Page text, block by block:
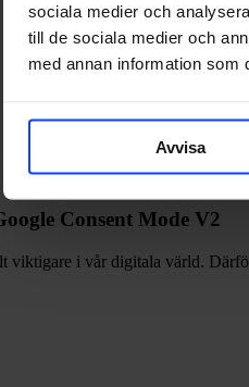
sociala medier och
till de sociala medier och
med annan information som
Avvisa
Consent Mode V2
viktigare i vår digitala värld.